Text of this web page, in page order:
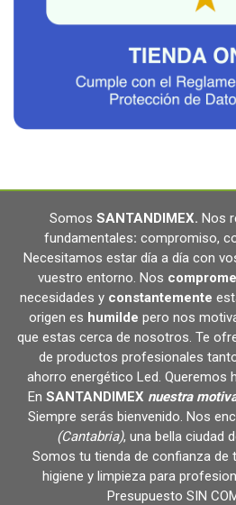
Somos SANTANDIMEX. Nos
fundamentales: compromiso,
Necesitamos estar día a día con
vuestro entorno. Nos
necesidades y constantemente
origen es humilde pero nos
que estas cerca de nosotros. Te
de productos profesionales
ahorro energético Led. Queremos
En SANTANDIMEX nuestra
Siempre serás bienvenido. Nos
(Cantabria), una bella ciudad
Somos tu tienda de confianza
higiene y limpieza para
Presupuesto SIN